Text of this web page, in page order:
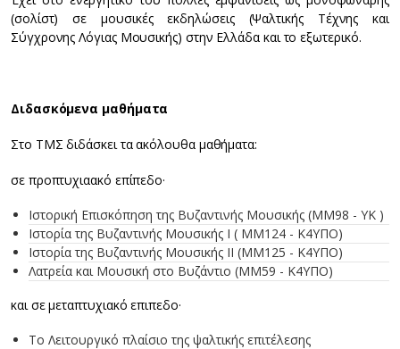
(σολίστ) σε μουσικές εκδηλώσεις (Ψαλτικής Τέχνης και
Σύγχρονης Λόγιας Μουσικής) στην Ελλάδα και το εξωτερικό.
Διδασκόμενα μαθήματα
Στο ΤΜΣ διδάσκει τα ακόλουθα μαθήματα:
σε προπτυχιαακό επίπεδο·
Ιστορική Επισκόπηση της Βυζαντινής Μουσικής (ΜΜ98 - ΥΚ )
Ιστορία της Βυζαντινής Μουσικής Ι ( ΜΜ124 - Κ4ΥΠΟ)
Ιστορία της Βυζαντινής Μουσικής ΙΙ (ΜΜ125 - Κ4ΥΠΟ)
Λατρεία και Mουσική στο Βυζάντιο (ΜΜ59 - Κ4ΥΠΟ)
και σε μεταπτυχιακό επιπεδο·
Το Λειτουργικό πλαίσιο της ψαλτικής επιτέλεσης